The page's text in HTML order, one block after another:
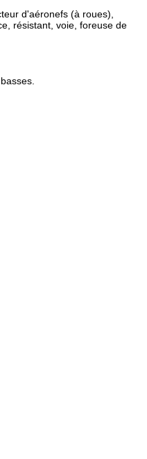
d'aéronefs (à roues),
résistant, voie, foreuse de